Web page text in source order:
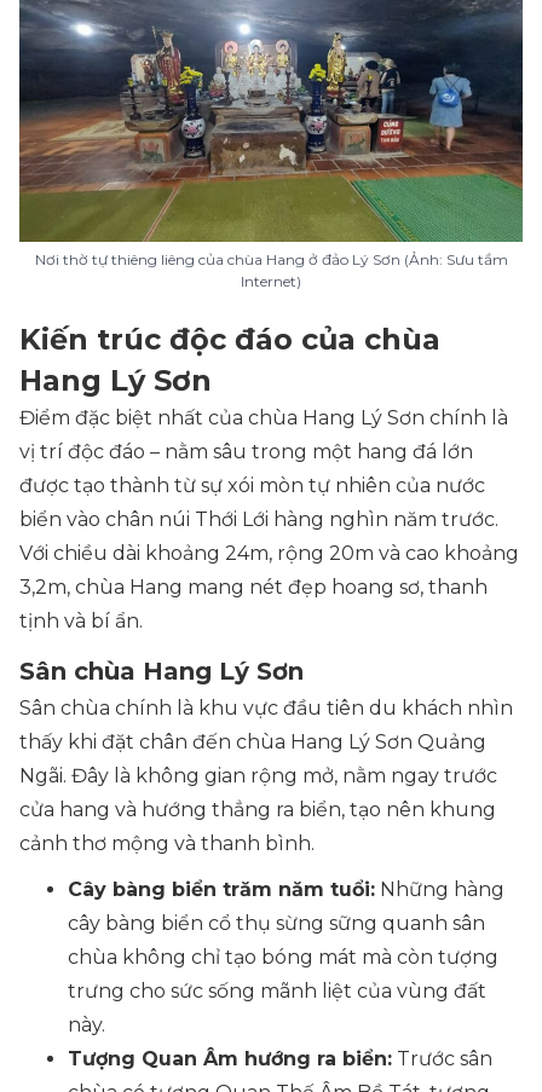
Nơi thờ tự thiêng liêng của chùa Hang ở đảo Lý Sơn (Ảnh: Sưu tầm
Internet)
Kiến trúc độc đáo của chùa
Hang Lý Sơn
Điểm đặc biệt nhất của chùa Hang Lý Sơn chính là
vị trí độc đáo – nằm sâu trong một hang đá lớn
được tạo thành từ sự xói mòn tự nhiên của nước
biển vào chân núi Thới Lới hàng nghìn năm trước.
Với chiều dài khoảng 24m, rộng 20m và cao khoảng
3,2m, chùa Hang mang nét đẹp hoang sơ, thanh
tịnh và bí ẩn.
Sân chùa Hang Lý Sơn
Sân chùa chính là khu vực đầu tiên du khách nhìn
thấy khi đặt chân đến chùa Hang Lý Sơn Quảng
Ngãi. Đây là không gian rộng mở, nằm ngay trước
cửa hang và hướng thẳng ra biển, tạo nên khung
cảnh thơ mộng và thanh bình.
Cây bàng biển trăm năm tuổi: Những hàng
cây bàng biển cổ thụ sừng sững quanh sân
chùa không chỉ tạo bóng mát mà còn tượng
trưng cho sức sống mãnh liệt của vùng đất
này.
Tượng Quan Âm hướng ra biển: Trước sân